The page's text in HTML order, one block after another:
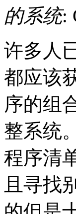
的系统:
许多人
都应该
序的组
整系统
程序清
且寻找